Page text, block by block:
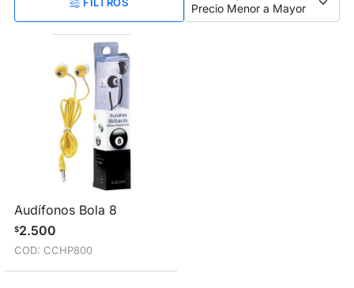
Audífonos Bola 8
$2.500
COD: CCHP800